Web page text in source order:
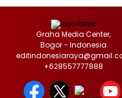
Graha Media Center,
Bogor - Indonesia
+628557777888